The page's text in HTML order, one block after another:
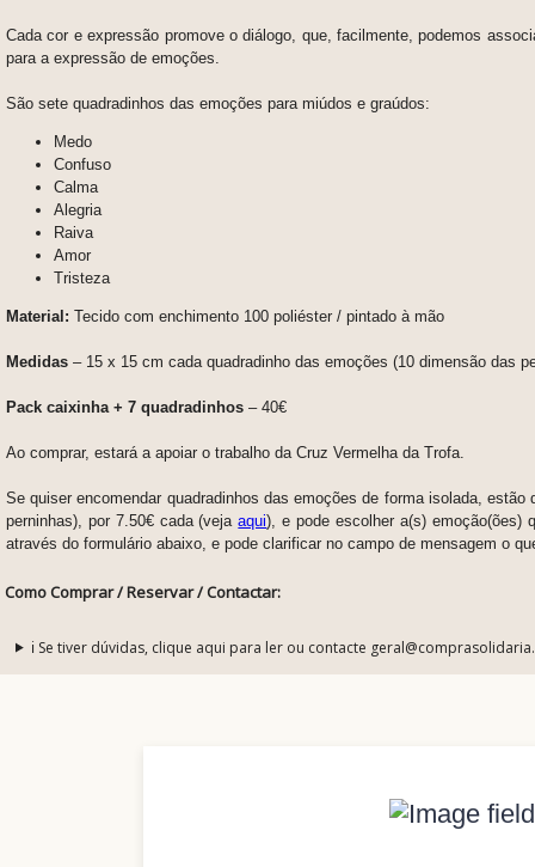
Cada cor e expressão promove o diálogo, que, facilmente, podemos
para a expressão de emoções.
São sete quadradinhos das emoções para miúdos e graúdos:
Medo
Confuso
Calma
Alegria
Raiva
Amor
Tristeza
Material: Tecido com enchimento 100 poliéster / pintado à mão
Medidas – 15 x 15 cm cada quadradinho das emoções (10 dimensão das
Pack caixinha + 7 quadradinhos – 40€
Ao comprar, estará a apoiar o trabalho da Cruz Vermelha da Trofa.
Se quiser encomendar quadradinhos das emoções de forma isolada,
perninhas), por 7.50€ cada (vejaaqui), e pode escolher a(s) emoção(ões)
através do formulário abaixo, e pode clarificar no campo de mensagem o
Como Comprar / Reservar / Contactar:
ℹ️ Se tiver dúvidas, clique aqui para ler ou contacte